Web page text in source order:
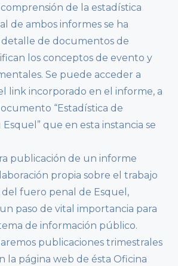
de la estadística
de ambos informes se ha
de documentos de
los conceptos de evento y
Se puede acceder a
link incorporado en el informe, a
“Estadística de
que en esta instancia se
publicación de un informe
propia sobre el trabajo
fuero penal de Esquel,
paso de vital importancia para
de información público.
publicaciones trimestrales
la página web de ésta Oficina